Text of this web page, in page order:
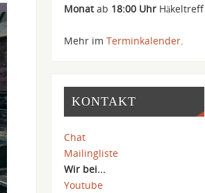
Monatab 18:00 Uhr Häkeltreff
Mehr imTerminkalender.
KONTAKT
Chat
Mailingliste
Wir bei...
Youtube